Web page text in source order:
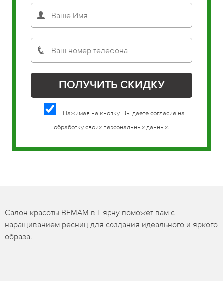
Нажимая на кнопку, Вы даете согласие на
обработку своих персональных данных.
Салон красоты BEMAM в Пярну поможет вам с
наращиванием ресниц для создания идеального и яркого
образа.